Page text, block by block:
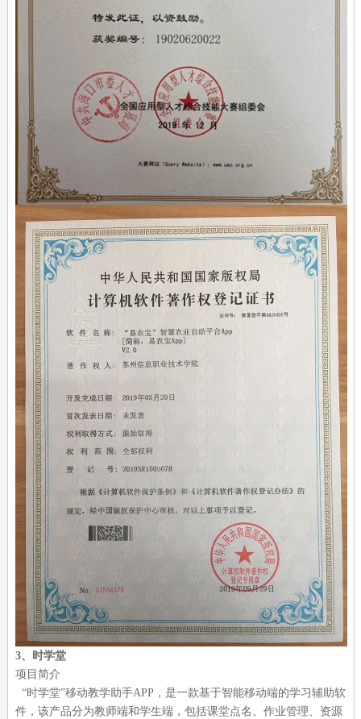
3、时学堂
项目简介
“时学堂”移动教学助手APP ，是一款基于智能移动端的学习辅助软
件，该产品分为教师端和学生端，包括课堂点名、作业管理、资源